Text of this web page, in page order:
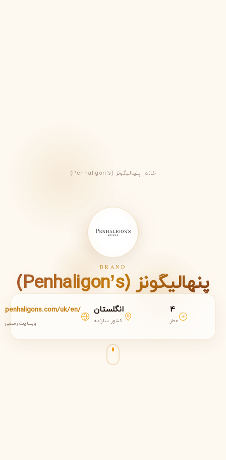
خانه-پنهالیگونز (Penhaligon's)
BRAND
پنهالیگونز (Penhaligon’s)
4
عطر
انگلستان
کشور سازنده
penhaligons.com/uk/en/
وبسایت رسمی